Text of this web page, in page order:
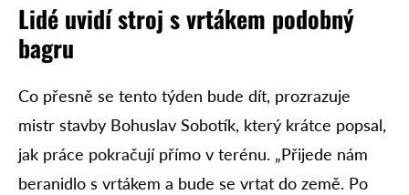
Lidé uvidí stroj s vrtákem podobný
bagru
Co přesně se tento týden bude dít, prozrazuje
mistr stavby Bohuslav Sobotík, který krátce popsal,
jak práce pokračují přímo v terénu. „Přijede nám
beranidlo s vrtákem a bude se vrtat do země. Po